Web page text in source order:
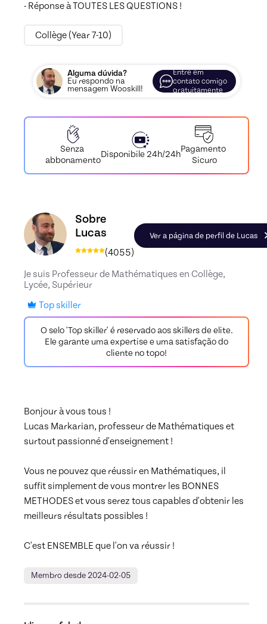
Collège (Year 7-10)
Alguma dúvida?
Eu respondo na
mensagem Wooskill!
Entre em
contato comigo
gratuitamente
Senza
abbonamento
Disponibile 24h/24h
Pagamento
Sicuro
Conheça o perfil de Lucas, Skiller em Maths
Sobre
Lucas
(4055)
Ver a página de perfil de Lucas
Je suis Professeur de Mathématiques en Collège,
Lycée, Supérieur
Top skiller
O selo 'Top skiller' é reservado aos skillers de elite.
Ele garante uma expertise e uma satisfação do
cliente no topo!
Bonjour à vous tous !
Lucas Markarian, professeur de Mathématiques et
surtout passionné d'enseignement !
Vous ne pouvez que réussir en Mathématiques, il
suffit simplement de vous montrer les BONNES
METHODES et vous serez tous capables d'obtenir les
meilleurs résultats possibles !
C'est ENSEMBLE que l'on va réussir !
Membro desde 2024-02-05